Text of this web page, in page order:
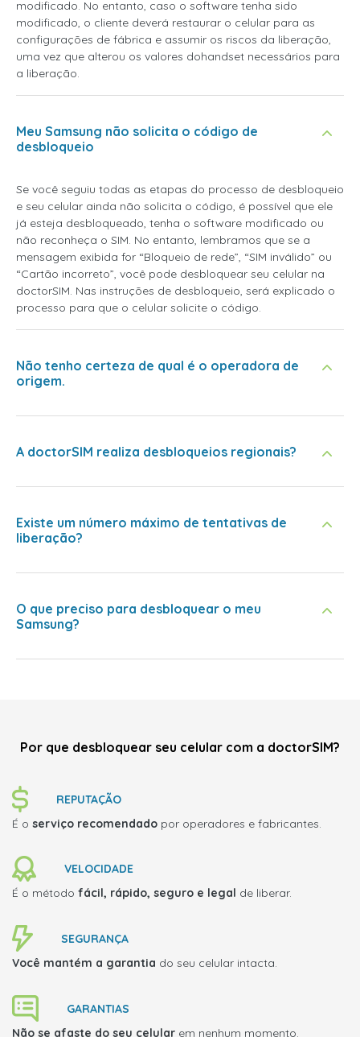
modificado. No entanto, caso o software tenha sido
modificado, o cliente deverá restaurar o celular para as
configurações de fábrica e assumir os riscos da liberação,
uma vez que alterou os valores dohandset necessários para
a liberação.
Meu Samsung não solicita o código de
desbloqueio
Se você seguiu todas as etapas do processo de desbloqueio
e seu celular ainda não solicita o código, é possível que ele
já esteja desbloqueado, tenha o software modificado ou
não reconheça o SIM. No entanto, lembramos que se a
mensagem exibida for “Bloqueio de rede”, “SIM inválido” ou
“Cartão incorreto”, você pode desbloquear seu celular na
doctorSIM. Nas instruções de desbloqueio, será explicado o
processo para que o celular solicite o código.
Não tenho certeza de qual é o operadora de
origem.
A doctorSIM realiza desbloqueios regionais?
Existe um número máximo de tentativas de
liberação?
O que preciso para desbloquear o meu
Samsung?
Por que desbloquear seu celular com a doctorSIM?
REPUTAÇÃO
É o serviço recomendado por operadores e fabricantes.
VELOCIDADE
É o método fácil, rápido, seguro e legal de liberar.
SEGURANÇA
Você mantém a garantia do seu celular intacta.
GARANTIAS
Não se afaste do seu celular em nenhum momento.